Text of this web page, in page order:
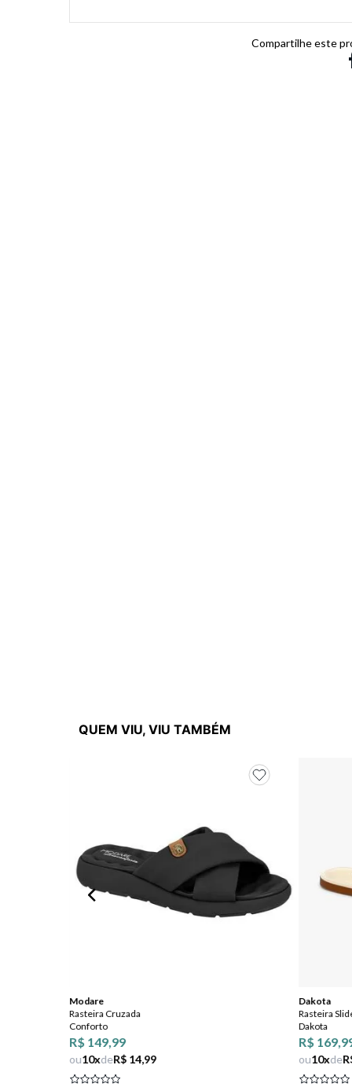
Compartilhe este
QUEM VIU, VIU TAMBÉM
Modare
Rasteira Cruzada
Conforto
R$ 149,99
ou10xdeR$ 14,99
Dakota
Rasteira
Dakota
R$
ou10xde